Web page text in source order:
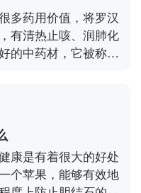
多药用价值，将罗汉
有清热止咳、润肺化
的中药材，它被称
喉炎都有很好的防治
肺化痰排肺毒的功
康是有着很大的好处
个苹果，能够有效地